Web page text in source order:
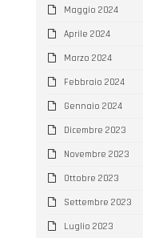
Maggio 2024
Aprile 2024
Marzo 2024
Febbraio 2024
Gennaio 2024
Dicembre 2023
Novembre 2023
Ottobre 2023
Settembre 2023
Luglio 2023